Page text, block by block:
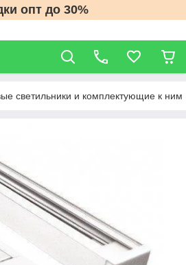
опт до 30%
светильники и комплектующие к ним